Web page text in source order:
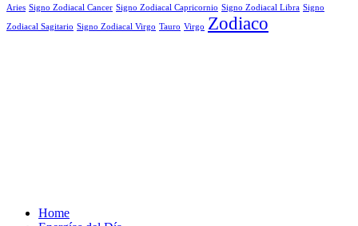
Aries Signo Zodiacal Cancer Signo Zodiacal Capricornio Signo Zodiacal Libra Signo
Zodiacal Sagitario Signo Zodiacal Virgo Tauro Virgo Zodiaco
Home